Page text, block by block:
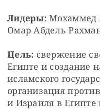
Лидеры: Мохаммед
Омар Абдель
Цель: свержение
Египте и создание
исламского
организация
и Израиля в Египте